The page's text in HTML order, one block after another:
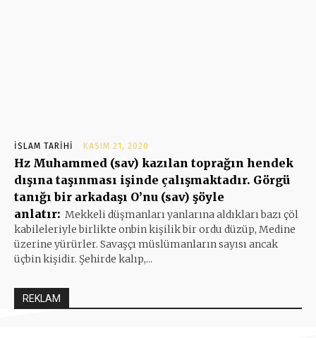
İSLAM TARIHI KASIM 21, 2020
Hz Muhammed (sav) kazılan toprağın hendek
dışına taşınması işinde çalışmaktadır. Görgü
tanığı bir arkadaşı O’nu (sav) şöyle
anlatır: Mekkeli düşmanları yanlarına aldıkları bazı çöl
kabileleriyle birlikte onbin kişilik bir ordu düzüp, Medine
üzerine yürürler. Savaşçı müslümanların sayısı ancak
üçbin kişidir. Şehirde kalıp,...
REKLAM